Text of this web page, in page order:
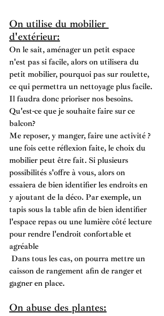
On utilise du mobilier
d'extérieur:
On le sait, aménager un petit espace
n'est pas si facile, alors on utilisera du
petit mobilier, pourquoi pas sur roulette,
ce qui permettra un nettoyage plus facile.
Il faudra donc prioriser nos besoins.
Qu'est-ce que je souhaite faire sur ce
balcon?
Me reposer, y manger, faire une activité ?
une fois cette réflexion faite, le choix du
mobilier peut être fait. Si plusieurs
possibilités s'offre à vous, alors on
essaiera de bien identifier les endroits en
y ajoutant de la déco. Par exemple, un
tapis sous la table afin de bien identifier
l'espace repas ou une lumière côté lecture
pour rendre l'endroit confortable et
agréable
caisson de rangement afin de ranger et
gagner en place.
On abuse des plantes: